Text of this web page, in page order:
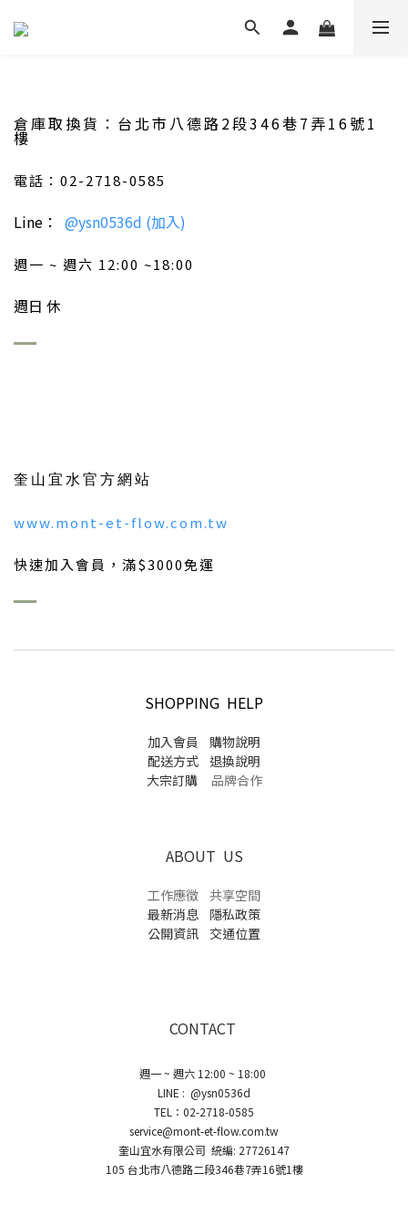
倉庫取換貨：台北市八德路2段346巷7弄16號1
樓
電話：02-2718-0585
Line： @ysn0536d (加入)
週一 ~ 週六 12:00 ~18:00
週日 休
奎山宜水官方網站
www.mont-et-flow.com.tw
快速加入會員，滿$3000免運
SHOPPING HELP
加入會員
購物說明
配送方式
退換說明
大宗訂購品牌合作
ABOUT US
工作應徵 共享空間
最新消息
隱私政策
公開資訊
交通位置
CONTACT
週一 ~ 週六 12:00 ~ 18:00
LINE : @ysn0536d
TEL：02-2718-0585
service@mont-et-flow.com.tw
奎山宜水有限公司 統編: 27726147
105 台北市八德路二段346巷7弄16號1樓